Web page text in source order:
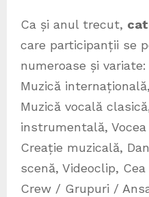
Ca și anul trecut,
care participanții se
numeroase și
Muzică
Muzică vocală
instrumentală,
Creație muzicală,
scenă, Videoclip,
Crew / Grupuri /